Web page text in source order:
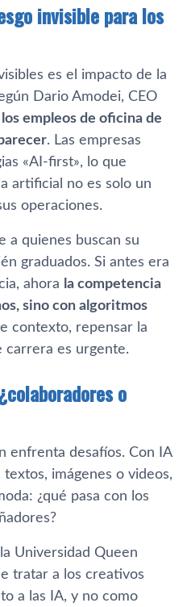
invisible para los
es el impacto de la
Dario Amodei, CEO
empleos de oficina de
. Las empresas
«AI-first», lo que
artificial no es solo un
operaciones.
a quienes buscan su
graduados. Si antes era
ahora la competencia
sino con algoritmos
contexto, repensar la
carrera es urgente.
o
enfrenta desafíos. Con IA
imágenes o videos,
¿qué pasa con los
Universidad Queen
tratar a los creativos
a las IA, y no como